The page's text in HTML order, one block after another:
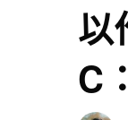
以
C